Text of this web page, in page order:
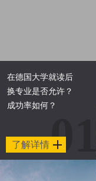
在德国大学就读后
换专业是否允许？
成功率如何？
了解详情01